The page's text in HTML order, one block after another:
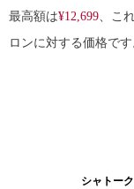
最高額は¥12,699 、こ
ロンに対する価格です
シャトー